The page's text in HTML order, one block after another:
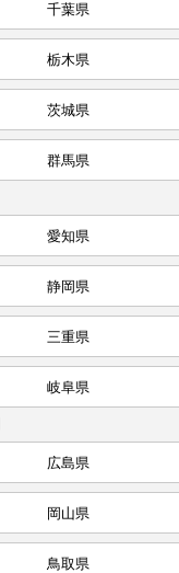
千葉県
栃木県
茨城県
群馬県
愛知県
静岡県
三重県
岐阜県
広島県
岡山県
鳥取県